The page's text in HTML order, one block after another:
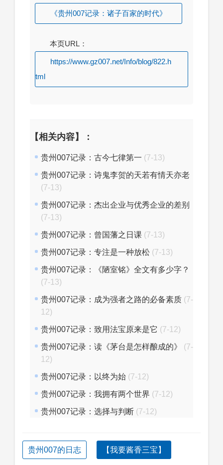
《贵州007记录：诸子百家的时代》
本页URL：
https://www.gz007.net/Info/blog/822.h
tml
【相关内容】：
贵州007记录：古今七律第一 (7-13)
贵州007记录：诗鬼李贺的天若有情天亦老
(7-13)
贵州007记录：杰出企业与优秀企业的差别
(7-13)
贵州007记录：曾国藩之日课 (7-13)
贵州007记录：专注是一种放松 (7-13)
贵州007记录：《陋室铭》全文有多少字？
(7-13)
贵州007记录：成为强者之路的必备素质 (7-
12)
贵州007记录：致用法宝原来是它 (7-12)
贵州007记录：读《茅台是怎样酿成的》
(7-
12)
贵州007记录：以终为始 (7-12)
贵州007记录：我拥有两个世界 (7-12)
贵州007记录：选择与判断 (7-12)
贵州007的日志 【我要酱香三宝】